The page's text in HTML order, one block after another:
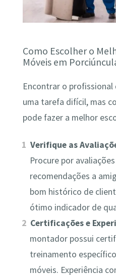
Como Escolher o
Móveis em
Encontrar o
uma tarefa difícil, mas
pode fazer a melhor
Verifique as
Procure por
recomendações a
bom histórico de
ótimo indicador de
Certificações e
montador possui
treinamento
móveis. Experiência